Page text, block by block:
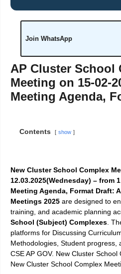
Join WhatsApp
AP Cluster School
Meeting on 15-02-
Meeting Agenda,
Contents show
New Cluster School Complex
12.03.2025(Wednesday) – from
Meeting Agenda, Format Draft:
Meetings 2025 are designed to
training, and academic planning
School (Subject) Complexes.
platforms for Discussing
Methodologies, Student progress,
CSE AP GOV. New Cluster
New Cluster School Complex